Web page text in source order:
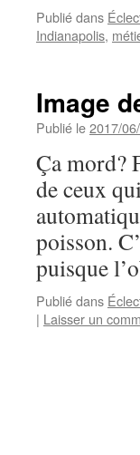
Publié dans
Indianapolis,
Image
Publié le2017/
Ça mord?
de ceux
poisson.
puisque
Publié dans
| Laisser un